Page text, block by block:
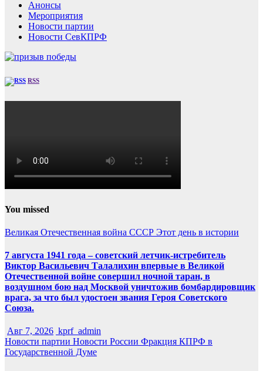
Анонсы
Мероприятия
Новости партии
Новости СевКПРФ
RSS
You missed
Великая Отечественная война СССР Этот день в истории
7 августа 1941 года – советский летчик-истребитель
Виктор Васильевич Талалихин впервые в Великой
Отечественной войне совершил ночной таран, в
воздушном бою над Москвой уничтожив бомбардировщик
врага, за что был удостоен звания Героя Советского
Союза.
Авг 7, 2026 kprf_admin
Новости партии Новости России Фракция КПРФ в
Государственной Думе